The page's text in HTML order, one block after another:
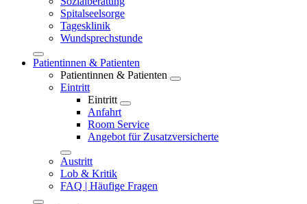
Spitalseelsorge
Tagesklinik
Wundsprechstunde
Patientinnen & Patienten
Patientinnen & Patienten
Eintritt
Eintritt
Anfahrt
Room Service
Angebot für Zusatzversicherte
Austritt
Lob & Kritik
FAQ | Häufige Fragen